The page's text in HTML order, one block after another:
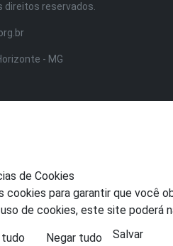
direitos reservados.
- MG
de Cookies
cookies para garantir que você
de cookies, este site poderá
Negar tudo Salvar